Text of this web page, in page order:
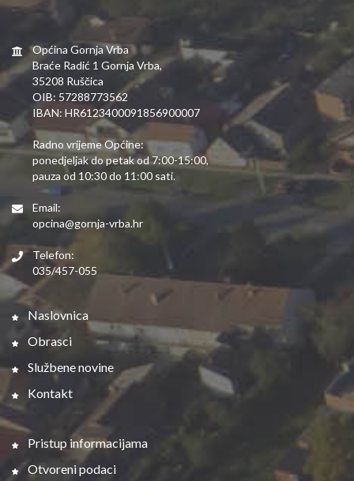
Općina Gornja Vrba
Braće Radić 1 Gornja Vrba,
35208 Ruščica
OIB: 57288773562
IBAN: HR6123400091856900007
Radno vrijeme Općine:
ponedjeljak do petak od 7:00-15:00,
pauza od 10:30 do 11:00 sati.
Email:
opcina@gornja-vrba.hr
Telefon:
035/457-055
Naslovnica
Obrasci
Službene novine
Kontakt
Pristup informacijama
Otvoreni podaci